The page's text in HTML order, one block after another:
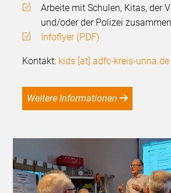
Arbeite mit Schulen, Kitas, der
und/oder der Polizei zusammen
Infoflyer (PDF)
Kontakt: kids [at] adfc-kreis-unna.de
Weitere Informationen